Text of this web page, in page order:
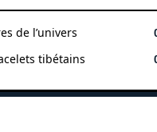
de l’univers
tibétains